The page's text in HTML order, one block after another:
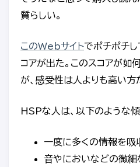
質らしい。
このWebサイトでポチポチ
コアが出た。このスコアが如
が、感受性は人よりも高い方
HSPな人は、以下のような傾
一度に多くの情報を吸
音やにおいなどの微細